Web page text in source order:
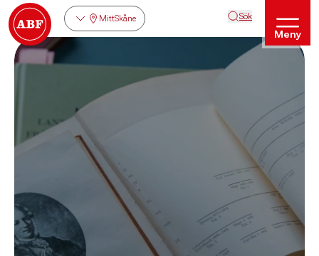
MittSkåne Sök
Meny